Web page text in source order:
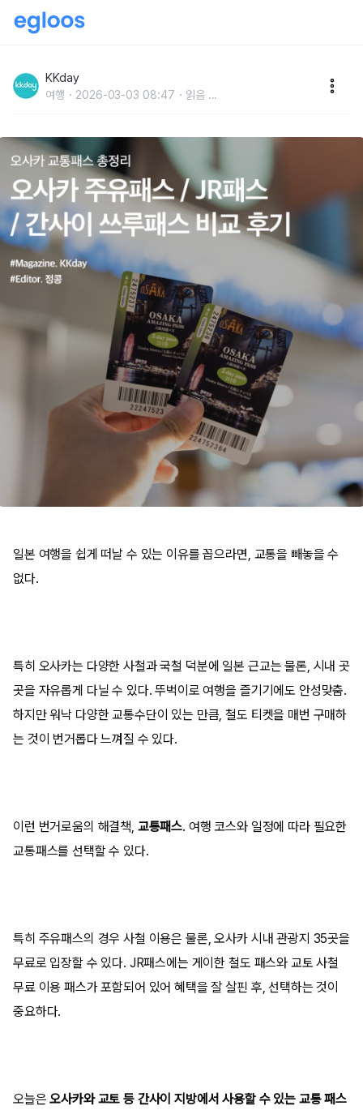
간사이 쓰루패스 비교 후기
KKday
여행 2026-03-03 08:47 읽음 ...
일본 여행을 쉽게 떠날 수 있는 이유를 꼽으라면, 교통을 빼놓을 수
없다.
특히 오사카는 다양한 사철과 국철 덕분에 일본 근교는 물론, 시내 곳
곳을 자유롭게 다닐 수 있다. 뚜벅이로 여행을 즐기기에도 안성맞춤.
하지만 워낙 다양한 교통수단이 있는 만큼, 철도 티켓을 매번 구매하
는 것이 번거롭다 느껴질 수 있다.
이런 번거로움의 해결책, 교통패스. 여행 코스와 일정에 따라 필요한
교통패스를 선택할 수 있다.
특히 주유패스의 경우 사철 이용은 물론, 오사카 시내 관광지 35곳을
무료로 입장할 수 있다. JR패스에는 게이한 철도 패스와 교토 사철
무료 이용 패스가 포함되어 있어 혜택을 잘 살핀 후, 선택하는 것이
중요하다.
오늘은 오사카와 교토 등 간사이 지방에서 사용할 수 있는 교통 패스